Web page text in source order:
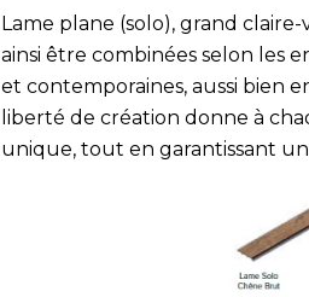
Lame plane (solo), grand
ainsi être combinées selon les
et contemporaines, aussi bien
liberté de création donne à
unique, tout en garantissant